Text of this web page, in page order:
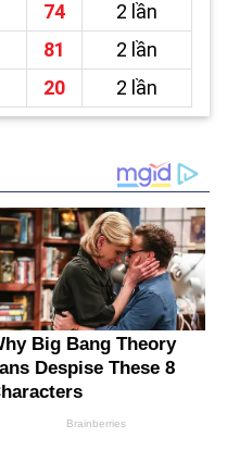
74
2 lần
81
2 lần
20 2 lần